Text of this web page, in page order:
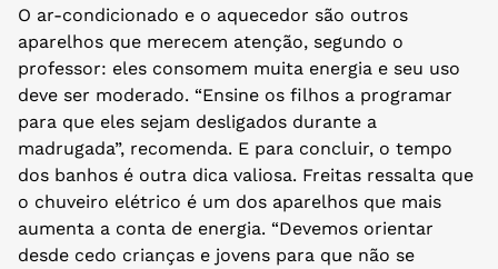
O ar-condicionado e o aquecedor são outros
aparelhos que merecem atenção, segundo o
professor: eles consomem muita energia e seu uso
deve ser moderado. “Ensine os filhos a programar
para que eles sejam desligados durante a
madrugada”, recomenda. E para concluir, o tempo
dos banhos é outra dica valiosa. Freitas ressalta que
o chuveiro elétrico é um dos aparelhos que mais
aumenta a conta de energia. “Devemos orientar
desde cedo crianças e jovens para que não se